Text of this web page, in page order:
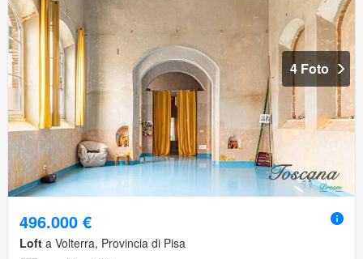
4 Foto
496.000 €
Loft a Volterra, Provincia di Pisa